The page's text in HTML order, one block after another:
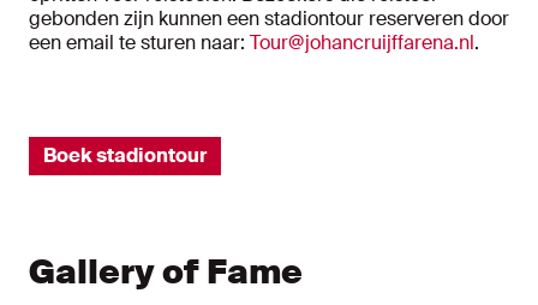
gebonden zijn kunnen een stadiontour reserveren door
een email te sturen naar: Tour@johancruijffarena.nl.
Boek stadiontour
Gallery of Fame